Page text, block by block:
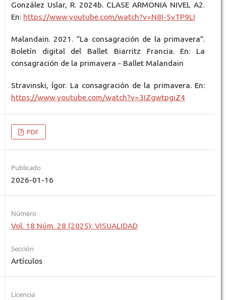
González Uslar, R. 2024b. CLASE ARMONIA NIVEL A2.
En: https://www.youtube.com/watch?v=N8I-5vTP9LI
Malandain. 2021. “La consagración de la primavera”.
Boletín digital del Ballet Biarritz Francia. En: La
consagración de la primavera - Ballet Malandain
Stravinski, Ígor. La consagración de la primavera. En:
https://www.youtube.com/watch?v=3IZgwtpgiZ4
PDF
Publicado
2026-01-16
Número
Vol. 18 Núm. 28 (2025): VISUALIDAD
Sección
Artículos
Licencia